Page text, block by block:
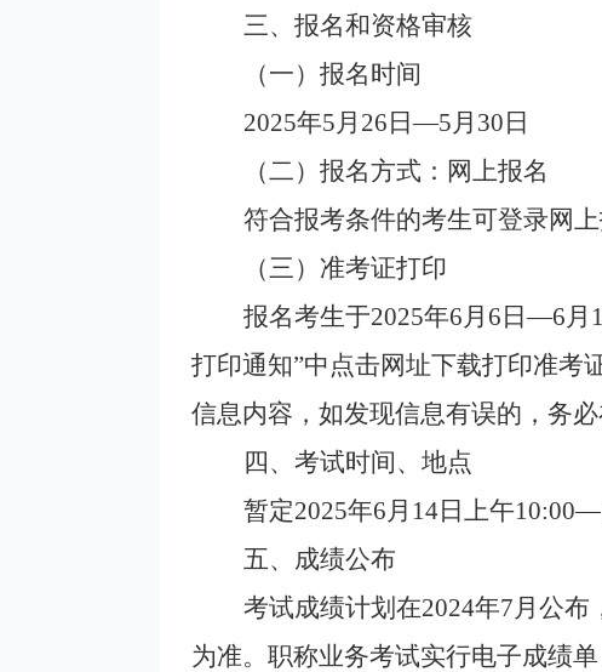
三、报名和资格审核
（一）报名时间
2025年5月26日—5月30日
（二）报名方式：网上报名
符合报考条件的考生可登录网
（三）准考证打印
报名考生于2025年6月6日—6月
打印通知”中点击网址下载打印准考
信息内容，如发现信息有误的，务
四、考试时间、地点
暂定2025年6月14日上午
五、成绩公布
考试成绩计划在2024年7月公
为准。职称业务考试实行电子成绩